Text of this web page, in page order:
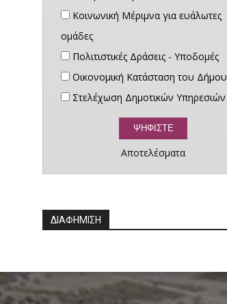
Κοινωνική Μέριμνα για ευάλωτες
ομάδες
Πολιτιστικές Δράσεις - Υποδομές
Οικονομική Κατάσταση του Δήμου
Στελέχωση Δημοτικών Υπηρεσιών
Αποτελέσματα
ΔΙΑΦΗΜΙΣΗ